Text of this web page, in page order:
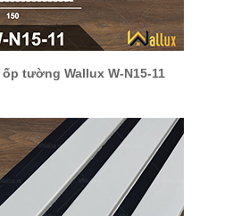
tường Wallux W-N15-11